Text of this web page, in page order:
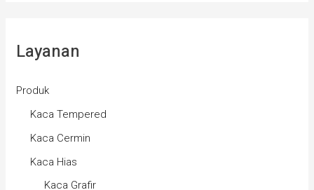
Layanan
Produk
Kaca Tempered
Kaca Cermin
Kaca Hias
Kaca Grafir